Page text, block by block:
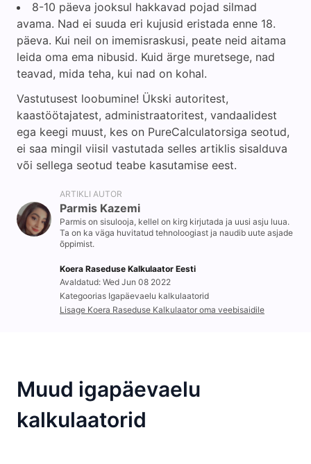
8-10 päeva jooksul hakkavad pojad silmad
avama. Nad ei suuda eri kujusid eristada enne 18.
päeva. Kui neil on imemisraskusi, peate neid aitama
leida oma ema nibusid. Kuid ärge muretsege, nad
teavad, mida teha, kui nad on kohal.
Vastutusest loobumine! Ükski autoritest,
kaastöötajatest, administraatoritest, vandaalidest
ega keegi muust, kes on PureCalculatorsiga seotud,
ei saa mingil viisil vastutada selles artiklis sisalduva
või sellega seotud teabe kasutamise eest.
ARTIKLI AUTOR
Parmis Kazemi
Parmis on sisulooja, kellel on kirg kirjutada ja uusi asju luua.
Ta on ka väga huvitatud tehnoloogiast ja naudib uute asjade
õppimist.
Koera Raseduse Kalkulaator Eesti
Avaldatud: Wed Jun 08 2022
Kategoorias Igapäevaelu kalkulaatorid
Lisage Koera Raseduse Kalkulaator oma veebisaidile
Muud igapäevaelu
kalkulaatorid